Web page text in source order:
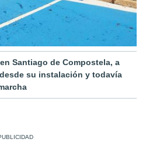
Santiago de Compostela, a
su instalación y todavía